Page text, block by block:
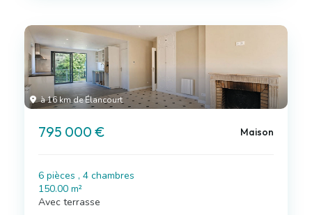
à 16 km de Élancourt
795 000 € Maison
6 pièces , 4 chambres
150.00 m²
Avec terrasse